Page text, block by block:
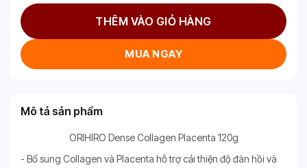
THÊM VÀO GIỎ HÀNG
MUA NGAY
Mô tả sản phẩm
ORIHIRO Dense Collagen Placenta 120g
- Bổ sung Collagen và Placenta hỗ trợ cải thiện độ đàn hồi và